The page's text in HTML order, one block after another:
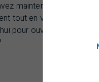
maintenant à quel
tout en vous faisant
pour ouvrir votre